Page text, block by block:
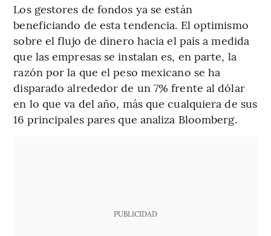
Los gestores de fondos ya se están
beneficiando de esta tendencia. El optimismo
sobre el flujo de dinero hacia el país a medida
que las empresas se instalan es, en parte, la
razón por la que el peso mexicano se ha
disparado alrededor de un 7% frente al dólar
en lo que va del año, más que cualquiera de sus
16 principales pares que analiza Bloomberg.
PUBLICIDAD